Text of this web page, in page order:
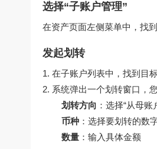
选择“子账户管理”
在资产页面左侧菜单中，找
发起划转
在子账户列表中，找到目
系统弹出一个划转窗口，
划转方向 ：选择“从母账
币种 ：选择要划转的数
数量 ：输入具体金额